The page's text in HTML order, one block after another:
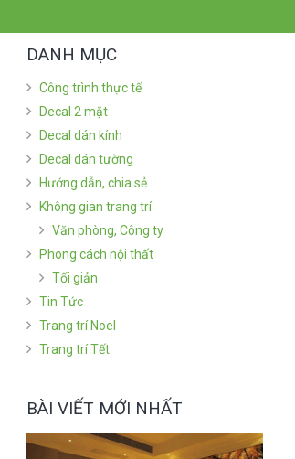
DANH MỤC
Công trình thực tế
Decal 2 mặt
Decal dán kính
Decal dán tường
Hướng dẫn, chia sẻ
Không gian trang trí
Văn phòng, Công ty
Phong cách nội thất
Tối giản
Tin Tức
Trang trí Noel
Trang trí Tết
BÀI VIẾT MỚI NHẤT